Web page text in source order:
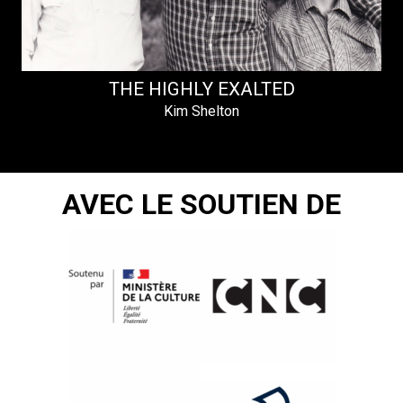
THE HIGHLY EXALTED
Kim Shelton
AVEC LE SOUTIEN DE